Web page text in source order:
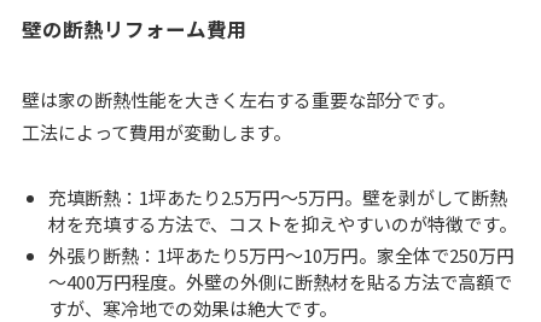
壁の断熱リフォーム費用
壁は家の断熱性能を大きく左右する重要な部分です。
工法によって費用が変動します。
充填断熱：1坪あたり2.5万円～5万円。壁を剥がして断熱
材を充填する方法で、コストを抑えやすいのが特徴です。
外張り断熱：1坪あたり5万円～10万円。家全体で250万円
～400万円程度。外壁の外側に断熱材を貼る方法で高額で
すが、寒冷地での効果は絶大です。